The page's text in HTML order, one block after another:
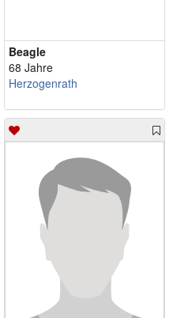
Beagle
68 Jahre
Herzogenrath